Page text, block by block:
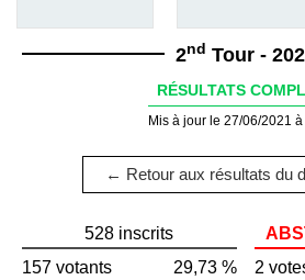
2nd Tour -
RÉSULTATS
Mis à jour le 27/06/2021
← Retour aux résultats du
528 inscrits
157 votants
29,73 %
2